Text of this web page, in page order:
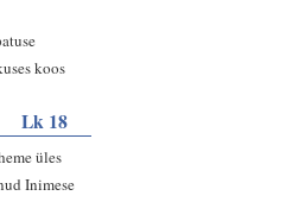
koos
Lk 18
üles
Inimese